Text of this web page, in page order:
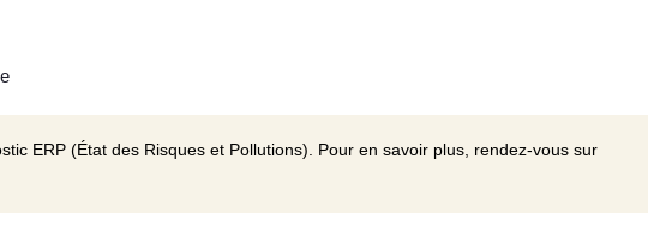
ERP (État des Risques et Pollutions). Pour en savoir plus, rendez-vous sur